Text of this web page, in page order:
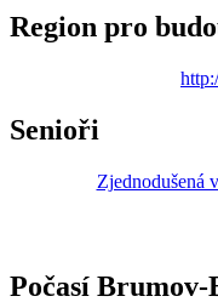
Region pro
Senioři
Zjednodušená
Počasí Brumov-